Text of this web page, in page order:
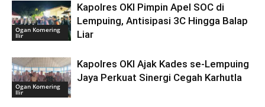
Ogan Komering
Ilir
Kapolres OKI Pimpin Apel SOC di
Lempuing, Antisipasi 3C Hingga Balap
Liar
Ogan Komering
Ilir
Kapolres OKI Ajak Kades se-Lempuing
Jaya Perkuat Sinergi Cegah Karhutla